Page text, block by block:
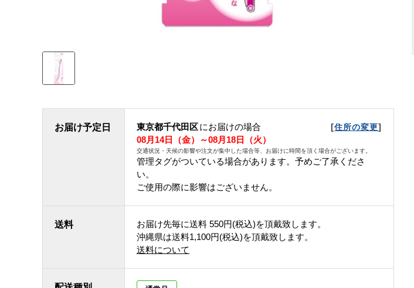
お届け予定日 東京都千代田区にお届けの場合 [住所の変更]
08月14日（金）～08月18日（火）
交通状況・天候の影響や注文が集中した場合等、お届けに時間を頂く場合がございます。
管理タグがついている場合があります。予めご了承くださ
い。
ご使用の際に影響はございません。
送料 お届け先毎に送料 550円(税込)を頂戴致します。
沖縄県は送料1,100円(税込)を頂戴致します。
送料について